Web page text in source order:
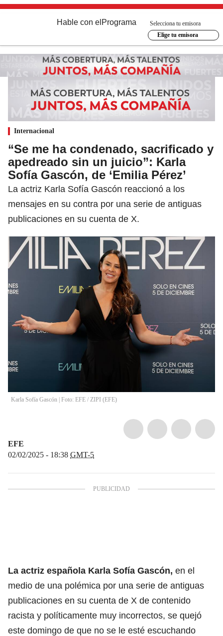
Hable con el Programa
Selecciona tu emisora
Elige tu emisora
Internacional
“Se me ha condenado, sacrificado y
apedreado sin un juicio”: Karla
Sofía Gascón, de ‘Emilia Pérez’
La actriz Karla Sofía Gascón reaccionó a los
mensajes en su contra por una serie de antiguas
publicaciones en su cuenta de X.
Karla Sofía Gascón | Foto: EFE / ZIPI (EFE)
EFE
02/02/2025 - 18:38 GMT-5
La actriz española Karla Sofía Gascón, en el
medio de una polémica por una serie de antiguas
publicaciones en su cuenta de X de contenido
racista y políticamente muy incorrectos, se quejó
este domingo de que no se le esté escuchando